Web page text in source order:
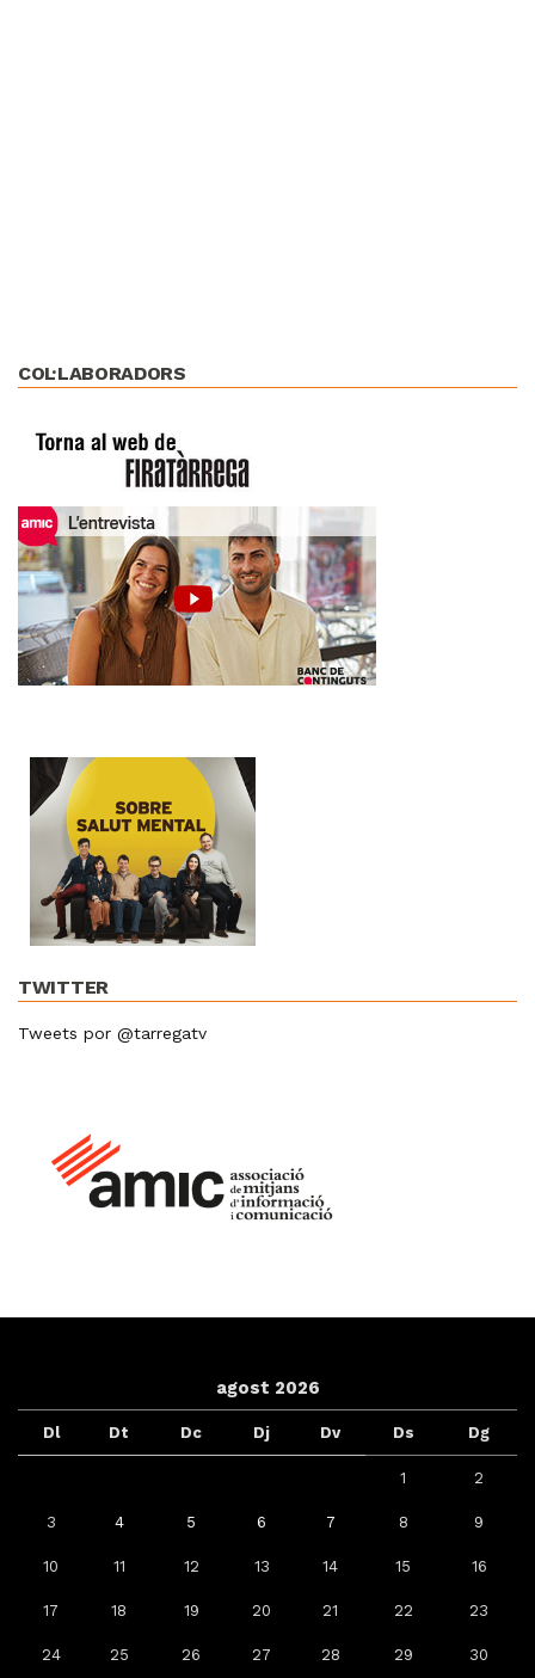
COL·LABORADORS
TWITTER
Tweets por @tarregatv
agost 2026
Dl Dt Dc Dj Dv Ds Dg
1 2
3 4 5 6 7 8 9
10 11 12 13 14 15 16
17 18 19 20 21 22 23
24 25 26 27 28 29 30